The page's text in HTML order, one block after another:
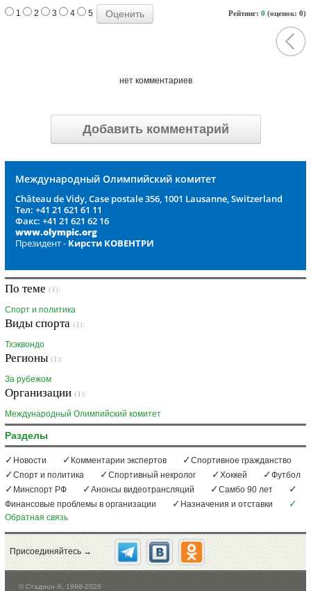
Рейтинг: 0 (оценок: 0)
1 2 3 4 5
нет комментариев
Добавить комментарий
Международный Олимпийский комитет
Château de Vidy, Case postale 356, 1001 Lausanne, Switzerland
Тел: +41 21 621 61 11
Факс: +41 21 621 62 16
www.olympic.org
Президент - Кирсти КОВЕНТРИ
По теме (1):
Спорт и политика
Виды спорта (1):
Тхэквондо
Регионы (1):
За рубежом
Организации (1):
Международный Олимпийский комитет
Разделы
Новости Комментарии экспертов
Спортивное гражданство
Спорт и политика
Спортивный некролог Хоккей
Футбол
Минспорт РФ
Анонсы видеотрансляций
Самбо 90 лет
Финансовые проблемы в организации
Назначения и отставки
Обратная связь
Присоединяйтесь →
©Стадион ®, 1998-2026